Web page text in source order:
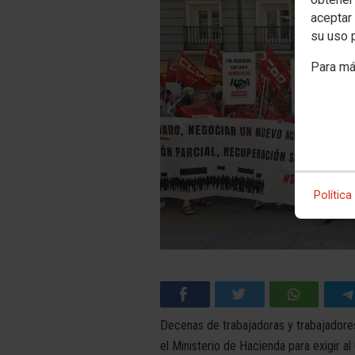
su uso
Para
Decenas de trabajadoras y
el Ministerio de Hacienda para exigir